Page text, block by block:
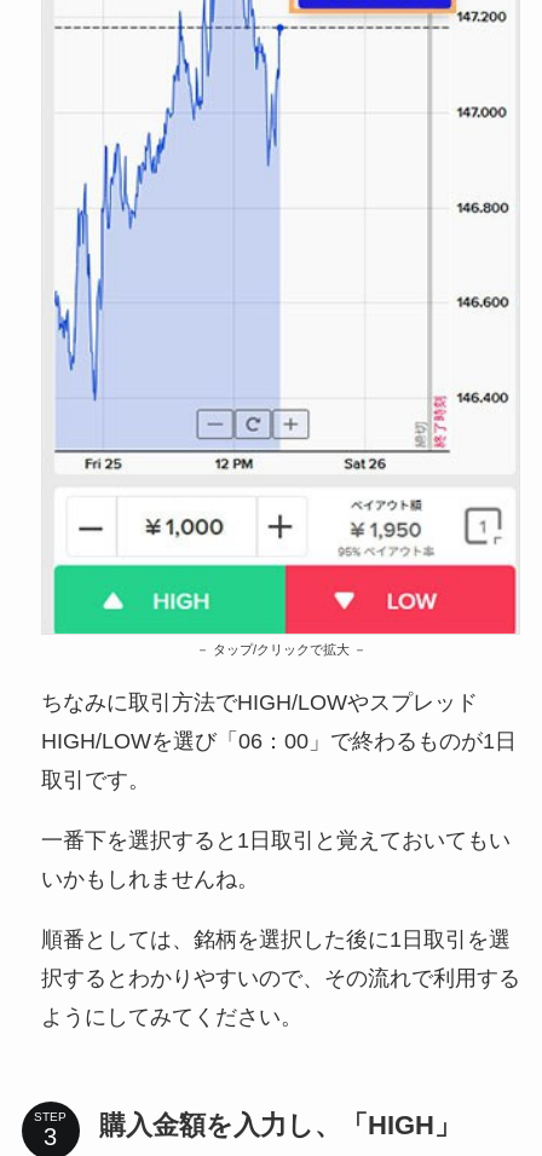
タップ/クリックで拡大
ちなみに取引方法でHIGH/LOWやスプレッド
HIGH/LOWを選び「06：00」で終わるものが1日
取引です。
一番下を選択すると1日取引と覚えておいてもい
いかもしれませんね。
順番としては、銘柄を選択した後に1日取引を選
択するとわかりやすいので、その流れで利用する
ようにしてみてください。
STEP
購入金額を入力し、「HIGH」